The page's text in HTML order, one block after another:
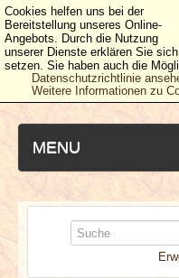
MENU
NEUESTE ARTIKEL
Cookies helfen uns bei der
Bereitstellung unseres Online-
Angebots. Durch die Nutzung
unserer Dienste erklären Sie
setzen. Sie haben auch die
Datenschutzrichtlinie
Weitere Informationen zu